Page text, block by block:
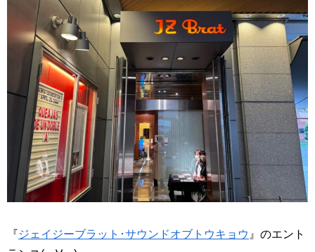
『ジェイジーブラット･サウンドオブトウキョウ 』のエント